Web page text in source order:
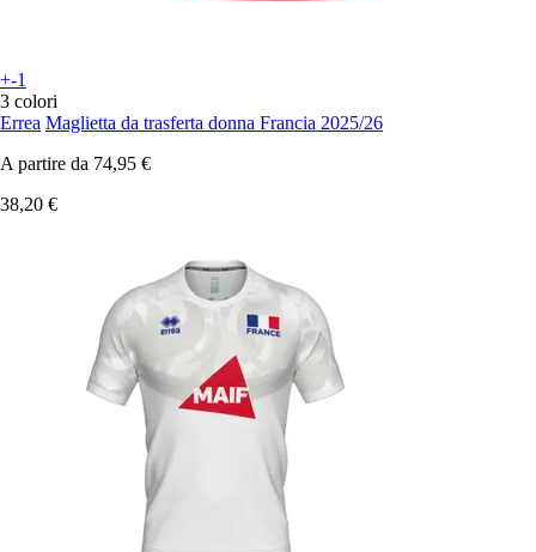
+-1
3 colori
Errea Maglietta da trasferta donna Francia 2025/26
A partire da 74,95 €
38,20 €